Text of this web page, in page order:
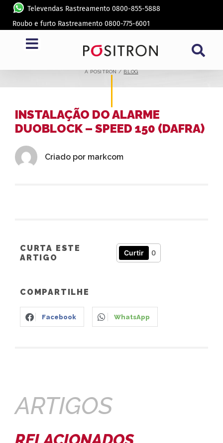
Televendas Rastreamento 0800-855-5888
Roubo e furto Rastreamento 0800-775-6001
BLOG
A PÓSITRON /BLOG
INSTALAÇÃO DO ALARME
DUOBLOCK – SPEED 150 (DAFRA)
Criado por markcom
CURTA ESTE
ARTIGO
Curtir 0
COMPARTILHE
Facebook WhatsApp
ARTIGOS